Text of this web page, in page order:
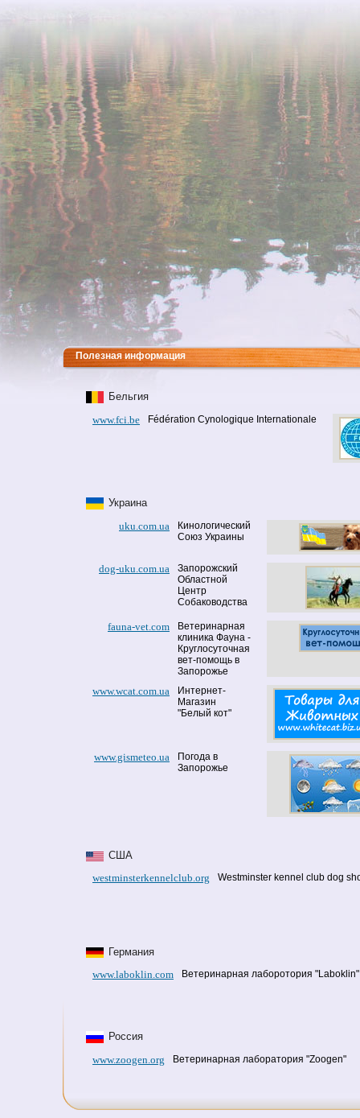
Полезная информация
Бельгия
www.fci.be
Fédération Cynologique Internationale
Украина
uku.com.ua
Кинологический
Союз Украины
dog-uku.com.ua
Запорожский
Областной
Центр
Собаководства
fauna-vet.com
Ветеринарная
клиника Фауна -
Круглосуточная
вет-помощь в
Запорожье
www.wcat.com.ua
Интернет-
Магазин
"Белый кот"
www.gismeteo.ua
Погода в
Запорожье
США
westminsterkennelclub.org
Westminster kennel club dog
Германия
www.laboklin.com
Ветеринарная лаборотория "Laboklin"
Россия
www.zoogen.org
Ветеринарная лаборатория "Zoogen"